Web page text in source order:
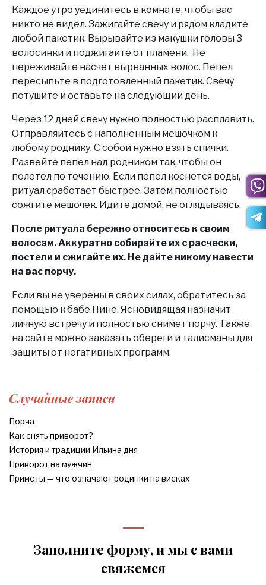
Каждое утро уединитесь в комнате, чтобы вас
никто не видел. Зажигайте свечу и рядом кладите
любой пакетик. Вырывайте из макушки головы 3
волосинки и поджигайте от пламени. Не
переживайте насчет вырванных волос. Пепел
пересыпьте в подготовленный пакетик. Свечу
потушите и оставьте на следующий день.
Через 12 дней свечу нужно полностью расплавить.
Отправляйтесь с наполненным мешочком к
любому роднику. С собой нужно взять спички.
Развейте пепел над родником так, чтобы он
полетел по течению. Если пепел коснется воды,
ритуал сработает быстрее. Затем полностью
сожгите мешочек. Идите домой, не оглядываясь.
После ритуала бережно относитесь к своим
волосам. Аккуратно собирайте их с расчески,
постели и сжигайте их. Не дайте никому навести
на вас порчу.
Если вы не уверены в своих силах, обратитесь за
помощью к бабе Нине. Ясновидящая назначит
личную встречу и полностью снимет порчу. Также
на сайте можно заказать обереги и талисманы для
защиты от негативных программ.
Случайные записи
Порча
Как снять приворот?
История и традиции Ильина дня
Приворот на мужчин
Приметы — что означают родинки на висках
Заполните форму, и мы с вами
свяжемся